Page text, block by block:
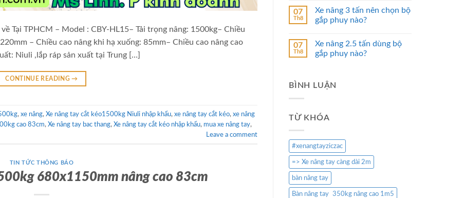
Tại TPHCM – Model : CBY-HL15– Tải trọng nâng: 1500kg– Chiều
– Chiều cao nâng khi hạ xuống: 85mm– Chiều cao nâng cao
Niuli ,lắp ráp sản xuất tại Trung […]
CONTINUE READING→
, xe nâng, Xe nâng tay cắt kéo1500kg Niuli nhập khẩu, xe nâng tay cắt kéo, xe nâng
cao 83cm, Xe nâng tay bac thang, Xe nâng tay cắt kéo nhập khẩu, mua xe nâng tay,
Leave a comment
TIN TỨC THÔNG BÁO
680x1150mm nâng cao 83cm
07
Th8
Xe nâng 3 tấn nên chọn bộ
gắp phuy nào?
07
Th8
Xe nâng 2.5 tấn dùng bộ
gắp phuy nào?
BÌNH LUẬN
TỪ KHÓA
#xenangtayziczac
=> Xe nâng tay càng dài 2m
bàn nâng tay
Bàn nâng tay 350kg nâng cao 1m5